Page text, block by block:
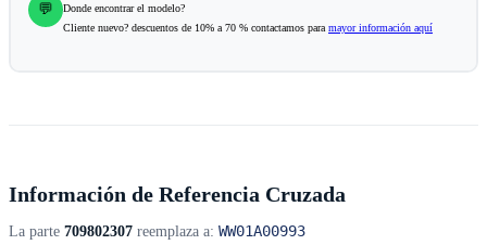
💬
Donde encontrar el modelo?
Cliente nuevo? descuentos de 10% a 70 % contactamos para mayor información aquí
Información de Referencia Cruzada
La parte 709802307 reemplaza a: WW01A00993